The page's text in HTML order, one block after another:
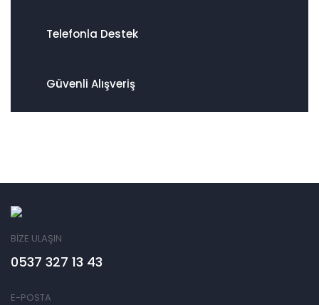
Telefonla Destek
Güvenli Alışveriş
BİZE ULAŞIN
0537 327 13 43
E-POSTA